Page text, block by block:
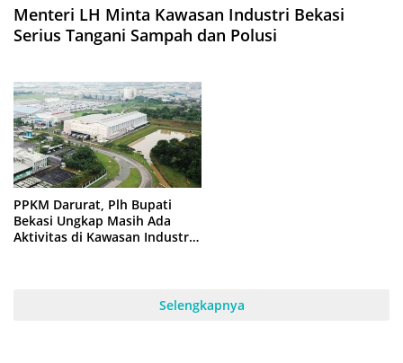
Menteri LH Minta Kawasan Industri Bekasi
Serius Tangani Sampah dan Polusi
PPKM Darurat, Plh Bupati
Bekasi Ungkap Masih Ada
Aktivitas di Kawasan Industri
Selengkapnya